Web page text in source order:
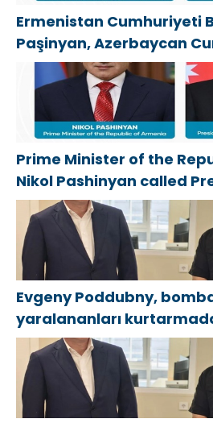
Ermenistan Cumhuriyeti
Paşinyan, Azerbaycan
Cumhurbaşkanı İlham
Prime Minister of the
Nikol Pashinyan called
Republic of Azerbaijan
Evgeny Poddubny,
yaralananları
cesaretlerinden dolayı
bölgesindeki